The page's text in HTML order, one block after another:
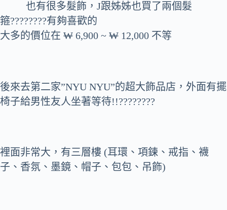
也有很多髮飾，J跟姊姊也買了兩個髮
箍????????有夠喜歡的
大多的價位在 ₩ 6,900 ~ ₩ 12,000 不等
後來去第二家”NYU NYU”的超大飾品店，外面有擺
椅子給男性友人坐著等待!!????????
裡面非常大，有三層樓 (耳環、項鍊、戒指、襪
子、香氛、墨鏡、帽子、包包、吊飾)